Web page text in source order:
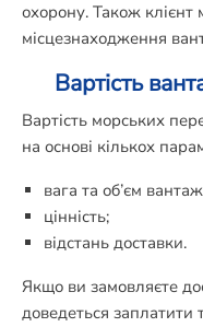
охорону. Також клієнт
місцезнаходження
Вартість
Вартість морських
на основі кількох
вага та об’єм
цінність;
відстань доставки.
Якщо ви замовляєте
доведеться заплатити